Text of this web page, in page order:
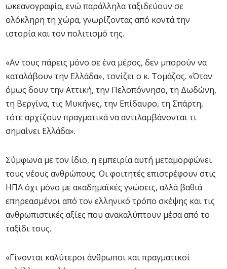
ωκεανογραφία, ενώ παράλληλα ταξιδεύουν σε
ολόκληρη τη χώρα, γνωρίζοντας από κοντά την
ιστορία και τον πολιτισμό της.
«Αν τους πάρεις μόνο σε ένα μέρος, δεν μπορούν να
καταλάβουν την Ελλάδα», τονίζει ο κ. Τομάζος. «Όταν
όμως δουν την Αττική, την Πελοπόννησο, τη Δωδώνη,
τη Βεργίνα, τις Μυκήνες, την Επίδαυρο, τη Σπάρτη,
τότε αρχίζουν πραγματικά να αντιλαμβάνονται τι
σημαίνει Ελλάδα».
Σύμφωνα με τον ίδιο, η εμπειρία αυτή μεταμορφώνει
τους νέους ανθρώπους. Οι φοιτητές επιστρέφουν στις
ΗΠΑ όχι μόνο με ακαδημαϊκές γνώσεις, αλλά βαθιά
επηρεασμένοι από τον ελληνικό τρόπο σκέψης και τις
ανθρωπιστικές αξίες που ανακαλύπτουν μέσα από το
ταξίδι τους.
«Γίνονται καλύτεροι άνθρωποι και πραγματικοί